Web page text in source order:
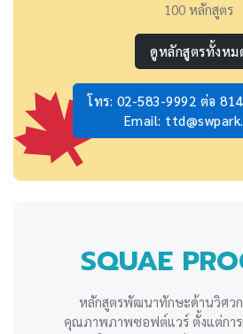
100 หลักสูตร
ดูหลักสูตรทั้งหม
โทร: 02-583-9992 ต่อ
Email:
SQUAE
หลักสูตรพัฒนาทักษะด้านวิศว
คุณภาพภาพซอฟต์แวร์ ตั้งแต่การ